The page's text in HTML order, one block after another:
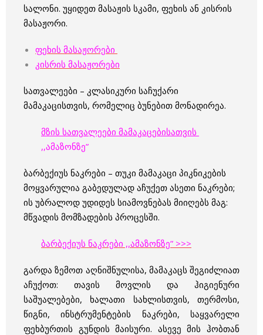
სალონი. უყიდეთ მასაჟის სკამი, ფეხის ან კისრის
მასაჟორი.
ფეხის მასაჟორები
კისრის მასაჟორები
სათვალეები – კლასიკური საჩუქარი
მამაკაცისთვის, რომელიც ბუნებით მონადირეა.
მზის სათვალეები მამაკაცებისათვის
,,ამაზონზე”
ბარბექიუს ნაკრები – თუკი მამაკაცი პიკნიკების
მოყვარულია გაბედულად აჩუქეთ ასეთი ნაკრები;
ის უბრალოდ უდიდეს სიამოვნებას მიიღებს მაგ:
მწვადის მომზადების პროცესში.
ბარბექიუს ნაკრები ,,ამაზონზე” >>>
გარდა ზემოთ აღნიშნულისა, მამაკაცს შეგიძლიათ
აჩუქოთ: თავის მოვლის და ჰიგიენური
საშუალებები, ხალათი სახლისთვის, თერმოსი,
წიგნი, ინსტრუმენტების ნაკრები, საყვარელი
ფეხბურთის გუნდის მაისური. ასევე მის ჰობთან